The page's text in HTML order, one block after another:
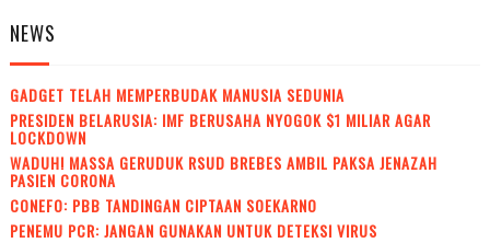
NEWS
GADGET TELAH MEMPERBUDAK MANUSIA SEDUNIA
PRESIDEN BELARUSIA: IMF BERUSAHA NYOGOK $1 MILIAR AGAR
LOCKDOWN
WADUH! MASSA GERUDUK RSUD BREBES AMBIL PAKSA JENAZAH
PASIEN CORONA
CONEFO: PBB TANDINGAN CIPTAAN SOEKARNO
PENEMU PCR: JANGAN GUNAKAN UNTUK DETEKSI VIRUS